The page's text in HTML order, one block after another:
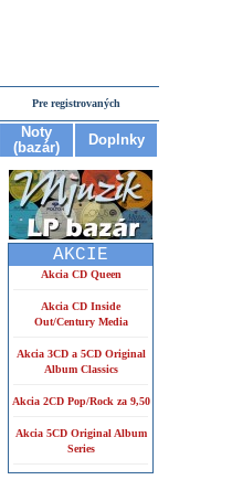
Pre registrovaných
Noty
(bazár)
Doplnky
AKCIE
Akcia CD Queen
Akcia CD Inside
Out/Century Media
Akcia 3CD a 5CD Original
Album Classics
Akcia 2CD Pop/Rock za 9,50
Akcia 5CD Original Album
Series